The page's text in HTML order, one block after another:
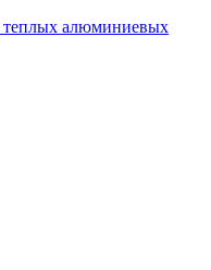
теплых алюминиевых